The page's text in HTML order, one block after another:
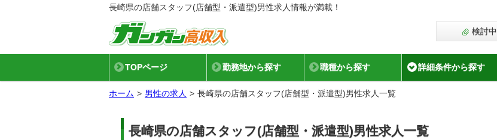
長崎県の店舗スタッフ(店舗型・派遣型)男性求人情報が満載！
検討中
TOPページ 勤務地から探す 職種から探す 詳細条件から探す
ホーム 男性の求人 長崎県の店舗スタッフ(店舗型・派遣型)男性求人一覧
長崎県の店舗スタッフ(店舗型・派遣型)男性求人一覧